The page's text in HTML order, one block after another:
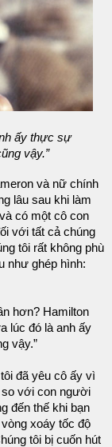
ấy thực sự
vậy.”
và nữ chính
lâu sau khi làm
có một cô con
với tất cả chúng
tôi rất không phù
như ghép hình:
hơn? Hamilton
lúc đó là anh ấy
vậy.”
đã yêu cô ấy vì
so với con người
đến thế khi bạn
vòng xoáy tốc độ
tôi bị cuốn hút